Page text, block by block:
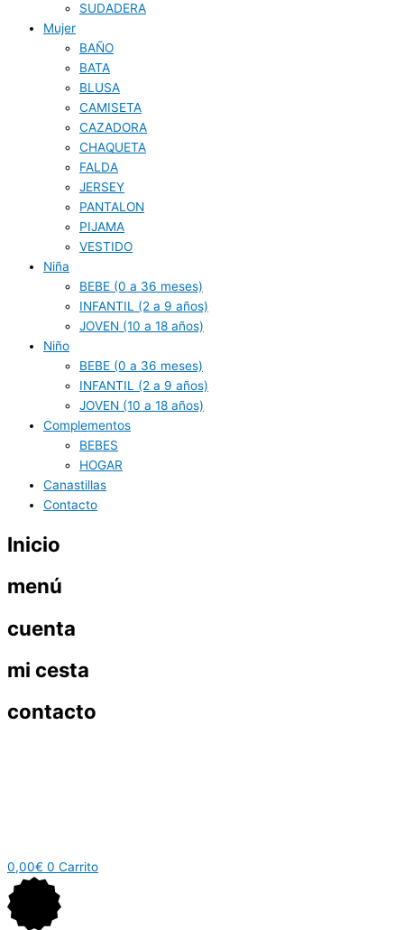
SUDADERA
Mujer
BAÑO
BATA
BLUSA
CAMISETA
CAZADORA
CHAQUETA
FALDA
JERSEY
PANTALON
PIJAMA
VESTIDO
Niña
BEBE (0 a 36 meses)
INFANTIL (2 a 9 años)
JOVEN (10 a 18 años)
Niño
BEBE (0 a 36 meses)
INFANTIL (2 a 9 años)
JOVEN (10 a 18 años)
Complementos
BEBES
HOGAR
Canastillas
Contacto
Inicio
menú
cuenta
mi cesta
contacto
0,00€ 0 Carrito